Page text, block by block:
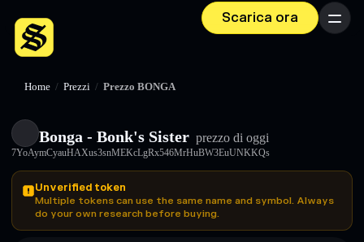
Scarica ora Menu
Home / Prezzi / Prezzo BONGA
Bonga - Bonk's Sister prezzo di oggi
7YoAymCyauHAXus3snMEKcLgRx546MrHuBW3EuUNKKQs
Unverified token
Multiple tokens can use the same name and symbol. Always
do your own research before buying.